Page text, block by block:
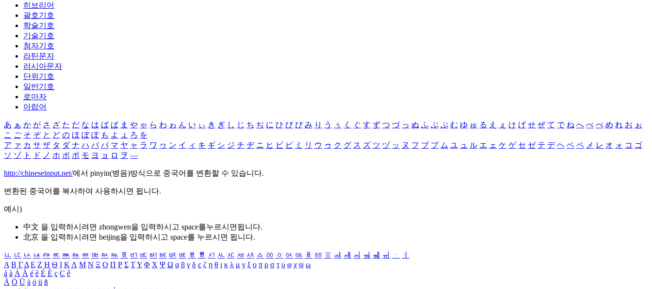
히브리어
괄호기호
학술기호
기술기호
첨자기호
라틴문자
러시아문자
단위기호
일반기호
로마자
아랍어
あ ぁ か が さ ざ た だ な は ば ぱ ま や ゃ ら わ ゎ ん い ぃ き ぎ し じ ち ぢ に ひ び ぴ み り う ぅ く ぐ す ず つ づ っ ぬ ふ ぶ ぷ む ゆ ゅ る え ぇ け げ せ ぜ て で ね へ べ ぺ め れ お ぉ
こ ご そ ぞ と ど の ほ ぼ ぽ も よ ょ ろ を
ア ァ カ サ ザ タ ダ ナ ハ バ パ マ ヤ ャ ラ ワ ヮ ン イ ィ キ ギ シ ジ チ ヂ ニ ヒ ビ ピ ミ リ ウ ゥ ク グ ス ズ ツ ヅ ッ ヌ フ ブ プ ム ユ ュ ル エ ェ ケ ゲ セ ゼ テ デ ヘ ベ ペ メ レ オ ォ コ ゴ
ソ ゾ ト ド ノ ホ ボ ポ モ ヨ ョ ロ ヲ ―
http://chineseinput.net/에서 pinyin(병음)방식으로 중국어를 변환할 수 있습니다.
변환된 중국어를 복사하여 사용하시면 됩니다.
예시)
中文 을 입력하시려면 zhongwen을 입력하시고 space를누르시면됩니다.
北京 을 입력하시려면 beijing을 입력하시고 space를 누르시면 됩니다.
ㅥ ㅦ ㅧ ㅨ ㅩ ㅪ ㅫ ㅬ ㅭ ㅮ ㅯ ㅰ ㅱ ㅲ ㅳ ㅴ ㅵ ㅶ ㅷ ㅸ ㅹ ㅺ ㅻ ㅼ ㅽ ㅾ ㅿ ㆀ ㆁ ㆂ ㆃ ㆄ ㆅ ㆆ ㆇ ㆈ ㆉ ㆊ ㆋ ㆌ ㆍ
ㆎ
Α Β ΓΔ Ε Ζ Η Θ Ι ΚΛ Μ Ν Ξ Ο Π Ρ Σ ΤΥ Φ Χ Ψ Ω α β γ δ ε ζ η θ ι κ λ μ ν ξ ο π ρ σ τ υ φ χ ψ ω
á à Á À é è É È ç Ç ê
Ä Ö Ü ä ö ü ß